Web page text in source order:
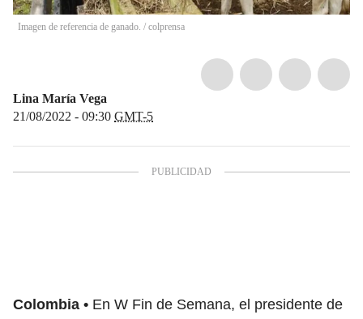
Imagen de referencia de ganado. / colprensa
Lina María Vega
21/08/2022 - 09:30 GMT-5
Colombia
En W Fin de Semana, el presidente de